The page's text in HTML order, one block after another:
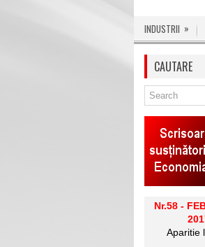
INDUSTRII »
CAUTARE
Nr.58 -
Aparitie